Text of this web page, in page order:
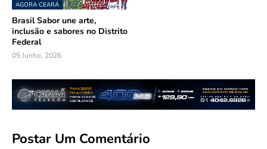
AGORA CEARÁ
Brasil Sabor une arte,
inclusão e sabores no Distrito
Federal
05 Junho, 2026
Postar Um Comentário